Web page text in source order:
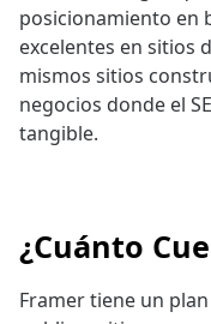
posicionamiento en
excelentes en sitios
mismos sitios
negocios donde el
tangible.
¿Cuánto
Framer tiene un